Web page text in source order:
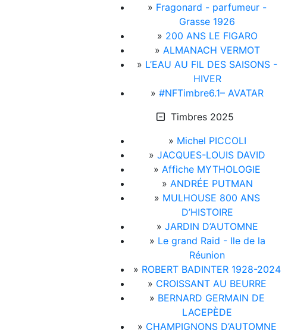
» Fragonard - parfumeur -
Grasse 1926
» 200 ANS LE FIGARO
» ALMANACH VERMOT
» L’EAU AU FIL DES SAISONS -
HIVER
» #NFTimbre6.1– AVATAR
Timbres 2025
» Michel PICCOLI
» JACQUES-LOUIS DAVID
» Affiche MYTHOLOGIE
» ANDRÉE PUTMAN
» MULHOUSE 800 ANS
D’HISTOIRE
» JARDIN D’AUTOMNE
» Le grand Raid - Ile de la
Réunion
» ROBERT BADINTER 1928-2024
» CROISSANT AU BEURRE
» BERNARD GERMAIN DE
LACEPÈDE
» CHAMPIGNONS D’AUTOMNE